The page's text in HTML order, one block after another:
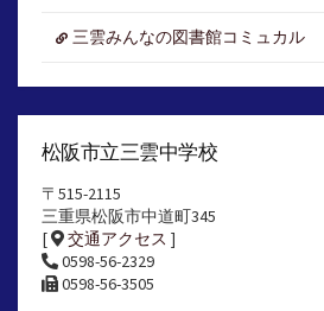
三雲みんなの図書館コミュカル
松阪市立三雲中学校
〒515-2115
三重県松阪市中道町345
[
交通アクセス ]
0598-56-2329
0598-56-3505